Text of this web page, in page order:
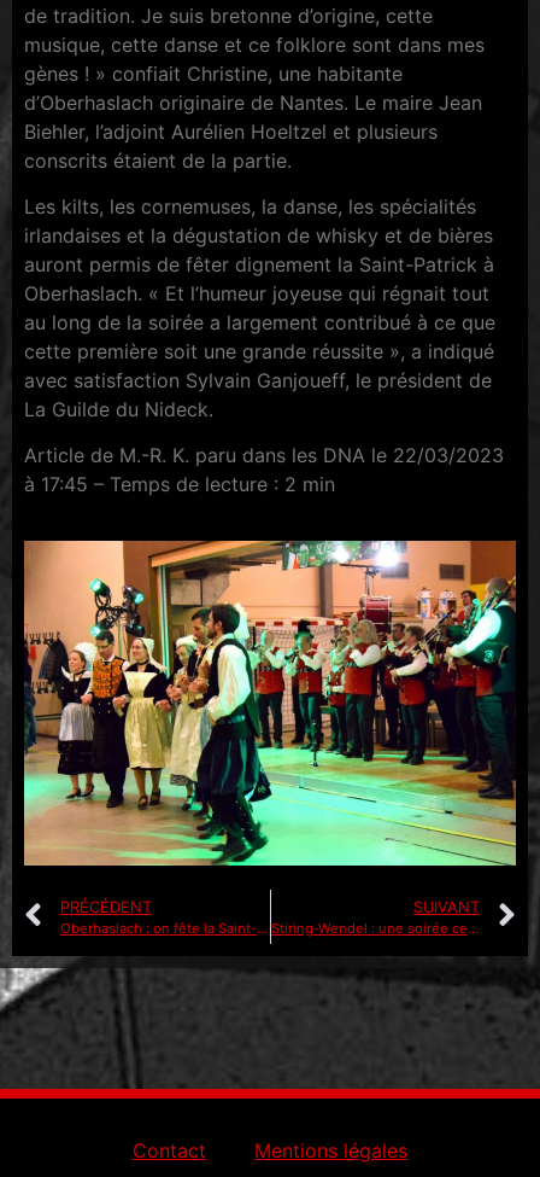
de tradition. Je suis bretonne d’origine, cette
musique, cette danse et ce folklore sont dans mes
gènes ! » confiait Christine, une habitante
d’Oberhaslach originaire de Nantes. Le maire Jean
Biehler, l’adjoint Aurélien Hoeltzel et plusieurs
conscrits étaient de la partie.
Les kilts, les cornemuses, la danse, les spécialités
irlandaises et la dégustation de whisky et de bières
auront permis de fêter dignement la Saint-Patrick à
Oberhaslach. « Et l’humeur joyeuse qui régnait tout
au long de la soirée a largement contribué à ce que
cette première soit une grande réussite », a indiqué
avec satisfaction Sylvain Ganjoueff, le président de
La Guilde du Nideck.
Article de M.-R. K. paru dans les DNA le 22/03/2023
à 17:45 – Temps de lecture : 2 min
PRÉCÉDENT
Oberhaslach : on fête la Saint-Patrick ce samedi
SUIVANT
Stiring-Wendel : une soirée celtique pour la Saint-Patrick
Contact Mentions légales